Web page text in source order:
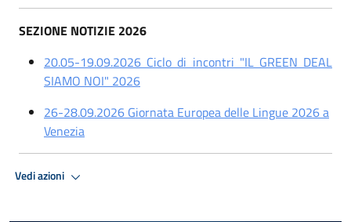
SEZIONE NOTIZIE 2026
20.05-19.09.2026 Ciclo di incontri "IL GREEN DEAL
SIAMO NOI" 2026
26-28.09.2026 Giornata Europea delle Lingue 2026 a
Venezia
Vedi azioni